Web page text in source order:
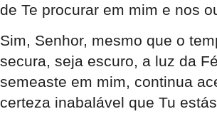
de Te procurar em mim e nos
Sim, Senhor, mesmo que o
secura, seja escuro, a luz da
semeaste em mim, continua
certeza inabalável que Tu